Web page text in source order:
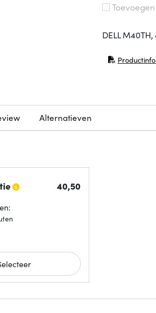
DELL M40TH,
(opent in
Alternatieven
40,50